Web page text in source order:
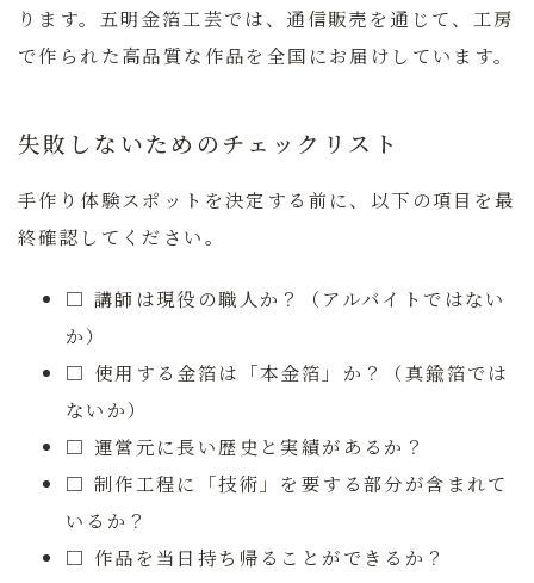
ります。五明金箔工芸では、通信販売を通じて、工房
で作られた高品質な作品を全国にお届けしています。
失敗しないためのチェックリスト
手作り体験スポットを決定する前に、以下の項目を最
終確認してください。
□ 講師は現役の職人か？（アルバイトではない
か）
□ 使用する金箔は「本金箔」か？（真鍮箔では
ないか）
□ 運営元に長い歴史と実績があるか？
□ 制作工程に「技術」を要する部分が含まれて
いるか？
□ 作品を当日持ち帰ることができるか？